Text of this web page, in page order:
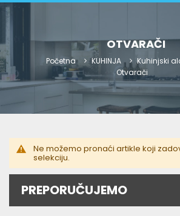
OTVARAČI
Početna KUHINJA
Kuhinjski
Otvarači
Ne možemo pronaći artikle koji
selekciju.
PREPORUČUJEMO